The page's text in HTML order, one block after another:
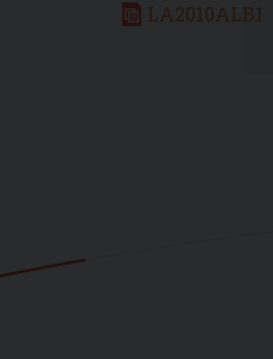
LA2010ALB1